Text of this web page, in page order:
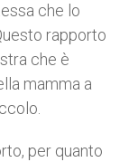
che lo
rapporto
che è
mamma a
per quanto